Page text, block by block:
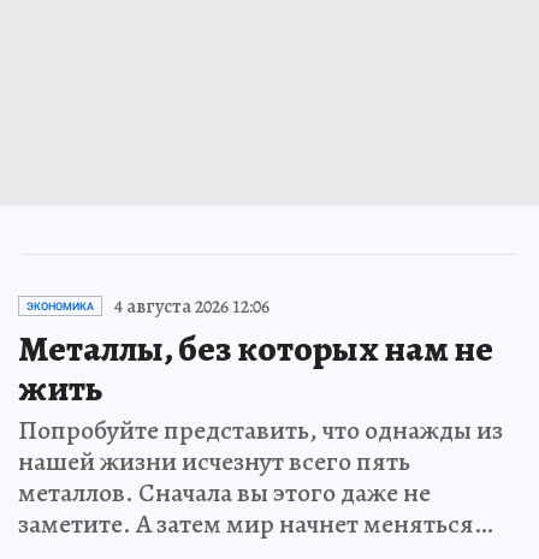
ЭКОНОМИКА 4 августа 2026 12:06
Металлы, без которых нам не
жить
Попробуйте представить, что однажды из
нашей жизни исчезнут всего пять
металлов. Сначала вы этого даже не
заметите. А затем мир начнет меняться…